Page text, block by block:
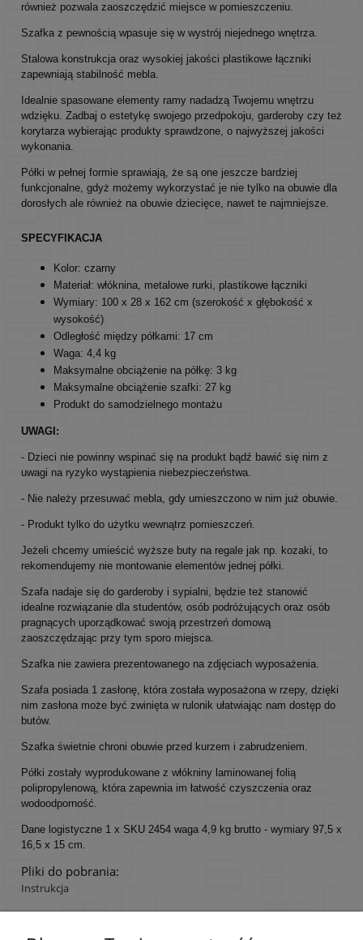
również pozwala zaoszczędzić miejsce w pomieszczeniu.
Szafka z pewnością wpasuje się w wystrój niejednego wnętrza.
Stalowa konstrukcja oraz wysokiej jakości plastikowe łączniki
zapewniają stabilność mebla.
Idealnie spasowane elementy ramy nadadzą Twojemu wnętrzu
wdzięku. Zadbaj o estetykę swojego przedpokoju, garderoby czy też
korytarza wybierając produkty sprawdzone, o najwyższej jakości
wykonania.
Półki w pełnej formie sprawiają, że są one jeszcze bardziej
funkcjonalne, gdyż możemy wykorzystać je nie tylko na obuwie dla
dorosłych ale również na obuwie dziecięce, nawet te najmniejsze.
SPECYFIKACJA
Kolor: czarny
Materiał: włóknina, metalowe rurki, plastikowe łączniki
Wymiary: 100 x 28 x 162 cm (szerokość x głębokość x
wysokość)
Odległość między półkami: 17 cm
Waga: 4,4 kg
Maksymalne obciążenie na półkę: 3 kg
Maksymalne obciążenie szafki: 27 kg
Produkt do samodzielnego montażu
UWAGI:
- Dzieci nie powinny wspinać się na produkt bądź bawić się nim z
uwagi na ryzyko wystąpienia niebezpieczeństwa.
- Nie należy przesuwać mebla, gdy umieszczono w nim już obuwie.
- Produkt tylko do użytku wewnątrz pomieszczeń.
Jeżeli chcemy umieścić wyższe buty na regale jak np. kozaki, to
rekomendujemy nie montowanie elementów jednej półki.
Szafa nadaje się do garderoby i sypialni, będzie też stanowić
idealne rozwiązanie dla studentów, osób podróżujących oraz osób
pragnących uporządkować swoją przestrzeń domową
zaoszczędzając przy tym sporo miejsca.
Szafka nie zawiera prezentowanego na zdjęciach wyposażenia.
Szafa posiada 1 zasłonę, która została wyposażona w rzepy, dzięki
nim zasłona może być zwinięta w rulonik ułatwiając nam dostęp do
butów.
Szafka świetnie chroni obuwie przed kurzem i zabrudzeniem.
Półki zostały wyprodukowane z włókniny laminowanej folią
polipropylenową, która zapewnia im łatwość czyszczenia oraz
wodoodporność.
Dane logistyczne 1 x SKU 2454 waga 4,9 kg brutto - wymiary 97,5 x
16,5 x 15 cm.
Pliki do pobrania:
Instrukcja